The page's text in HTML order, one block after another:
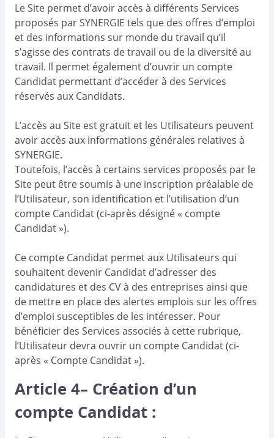
Le Site permet d’avoir accès à différents Services
proposés par SYNERGIE tels que des offres d’emploi
et des informations sur monde du travail qu’il
s’agisse des contrats de travail ou de la diversité au
travail. Il permet également d’ouvrir un compte
Candidat permettant d’accéder à des Services
réservés aux Candidats.
L’accès au Site est gratuit et les Utilisateurs peuvent
avoir accès aux informations générales relatives à
SYNERGIE.
Toutefois, l’accès à certains services proposés par le
Site peut être soumis à une inscription préalable de
l’Utilisateur, son identification et l’utilisation d’un
compte Candidat (ci-après désigné « compte
Candidat »).
Ce compte Candidat permet aux Utilisateurs qui
souhaitent devenir Candidat d’adresser des
candidatures et des CV à des entreprises ainsi que
de mettre en place des alertes emplois sur les offres
d’emploi susceptibles de les intéresser. Pour
bénéficier des Services associés à cette rubrique,
l’Utilisateur devra ouvrir un compte Candidat (ci-
après « Compte Candidat »).
Article 4– Création d’un
compte Candidat :